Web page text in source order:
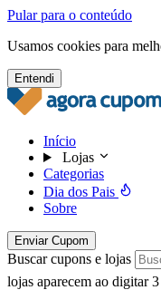
Pular para o conteúdo
Usamos cookies para
Entendi
Início
Lojas
Categorias
Dia dos Pais
Sobre
Enviar Cupom
Buscar cupons e lojas
lojas aparecem ao digitar